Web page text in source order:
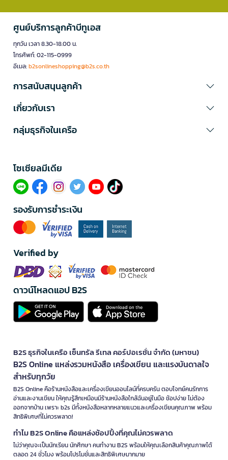
ศูนย์บริการลูกค้าบีทูเอส
ทุกวัน เวลา 8.30-18.00 น.
โทรศัพท์: 02-115-0999
อีเมล:b2sonlineshopping@b2s.co.th
การสนับสนุนลูกค้า
เกี่ยวกับเรา
กลุ่มธุรกิจในเครือ
โซเซียลมีเดีย​
รองรับการชำระเงิน
Verified by
ดาวน์โหลดแอป B2S
B2S ธุรกิจในเครือ เซ็นทรัล รีเทล คอร์ปอเรชั่น จำกัด (มหาชน)
B2S Online แหล่งรวมหนังสือ เครื่องเขียน และแรงบันดาลใจ
สำหรับทุกวัย
B2S Online คือร้านหนังสือและเครื่องเขียนออนไลน์ที่ครบครัน ตอบโจทย์คนรักการ
อ่านและงานเขียน ให้คุณรู้สึกเหมือนมีร้านหนังสือใกล้ฉันอยู่ในมือ ช้อปง่าย ไม่ต้อง
ออกจากบ้าน เพราะ b2s มีทั้งหนังสือหลากหลายแนวและเครื่องเขียนคุณภาพ พร้อม
สิทธิพิเศษที่ไม่ควรพลาด!
ทำไม B2S Online คือแหล่งช้อปปิ้งที่คุณไม่ควรพลาด
ไม่ว่าคุณจะเป็นนักเรียน นักศึกษา คนทำงาน B2S พร้อมให้คุณเลือกสินค้าคุณภาพได้
ตลอด 24 ชั่วโมง พร้อมโปรโมชั่นและสิทธิพิเศษมากมาย